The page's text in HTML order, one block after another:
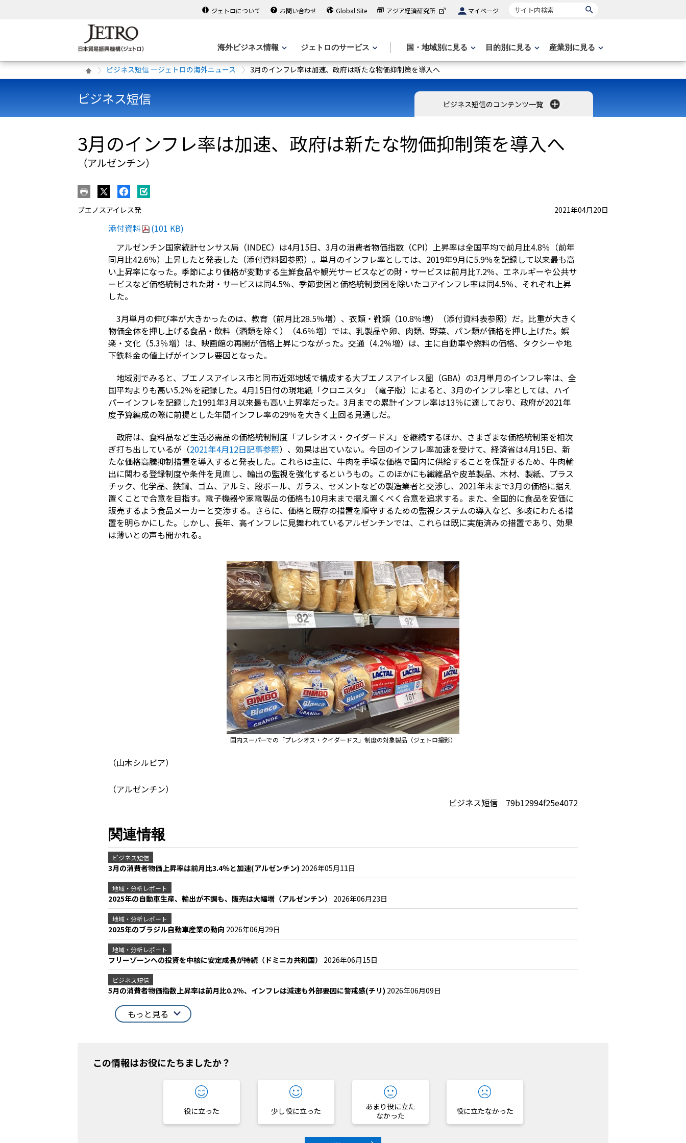
ジェトロについて お問い合わせ Global Site アジア経済研究所 マイページ サイト内検索
海外ビジネス情報 ジェトロのサービス 国・地域別に見る 目的別に見る 産業別に見る
ビジネス短信 ―ジェトロの海外ニュース 3月のインフレ率は加速、政府は新たな物価抑制策を導入へ
ビジネス短信 ビジネス短信のコンテンツ一覧
3月のインフレ率は加速、政府は新たな物価抑制策を導入へ
（アルゼンチン）
ブエノスアイレス発 2021年04月20日
添付資料
(101 KB)
アルゼンチン国家統計センサス局（INDEC）は4月15日、3月の消費者物価指数（CPI）上昇率は全国平均で前月比4.8％（前年
同月比42.6％）上昇したと発表した（添付資料図参照）。単月のインフレ率としては、2019年9月に5.9％を記録して以来最も高
い上昇率になった。季節により価格が変動する生鮮食品や観光サービスなどの財・サービスは前月比7.2％、エネルギーや公共サ
ービスなど価格統制された財・サービスは同4.5％、季節要因と価格統制要因を除いたコアインフレ率は同4.5％、それぞれ上昇
した。
3月単月の伸び率が大きかったのは、教育（前月比28.5％増）、衣類・靴類（10.8％増）（添付資料表参照）だ。比重が大きく
物価全体を押し上げる食品・飲料（酒類を除く）（4.6％増）では、乳製品や卵、肉類、野菜、パン類が価格を押し上げた。娯
楽・文化（5.3％増）は、映画館の再開が価格上昇につながった。交通（4.2％増）は、主に自動車や燃料の価格、タクシーや地
下鉄料金の値上げがインフレ要因となった。
地域別でみると、ブエノスアイレス市と同市近郊地域で構成する大ブエノスアイレス圏（GBA）の3月単月のインフレ率は、全
国平均よりも高い5.2％を記録した。4月15日付の現地紙「クロニスタ」（電子版）によると、3月のインフレ率としては、ハイ
パーインフレを記録した1991年3月以来最も高い上昇率だった。3月までの累計インフレ率は13％に達しており、政府が2021年
度予算編成の際に前提とした年間インフレ率の29％を大きく上回る見通しだ。
政府は、食料品など生活必需品の価格統制制度「プレシオス・クイダードス」を継続するほか、さまざまな価格統制策を相次
ぎ打ち出しているが（2021年4月12日記事参照）、効果は出ていない。今回のインフレ率加速を受けて、経済省は4月15日、新
たな価格高騰抑制措置を導入すると発表した。これらは主に、牛肉を手頃な価格で国内に供給することを保証するため、牛肉輸
出に関わる登録制度や条件を見直し、輸出の監視を強化するというもの。このほかにも繊維品や皮革製品、木材、製紙、プラス
チック、化学品、鉄鋼、ゴム、アルミ、段ボール、ガラス、セメントなどの製造業者と交渉し、2021年末まで3月の価格に据え
置くことで合意を目指す。電子機器や家電製品の価格も10月末まで据え置くべく合意を追求する。また、全国的に食品を安価に
販売するよう食品メーカーと交渉する。さらに、価格と既存の措置を順守するための監視システムの導入など、多岐にわたる措
置を明らかにした。しかし、長年、高インフレに見舞われているアルゼンチンでは、これらは既に実施済みの措置であり、効果
は薄いとの声も聞かれる。
国内スーパーでの「プレシオス・クイダードス」制度の対象製品（ジェトロ撮影）
（山木シルビア）
（アルゼンチン）
ビジネス短信 79b12994f25e4072
関連情報
ビジネス短信
3月の消費者物価上昇率は前月比3.4％と加速(アルゼンチン) 2026年05月11日
地域・分析レポート
2025年の自動車生産、輸出が不調も、販売は大幅増（アルゼンチン） 2026年06月23日
地域・分析レポート
2025年のブラジル自動車産業の動向 2026年06月29日
地域・分析レポート
フリーゾーンへの投資を中核に安定成長が持続（ドミニカ共和国） 2026年06月15日
ビジネス短信
5月の消費者物価指数上昇率は前月比0.2％、インフレは減速も外部要因に警戒感(チリ) 2026年06月09日
もっと見る
この情報はお役にたちましたか？
役に立った 少し役に立った
あまり役に立た
なかった
役に立たなかった